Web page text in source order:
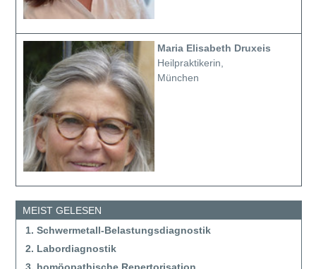
Maria Elisabeth Druxeis
Heilpraktikerin,
München
MEIST GELESEN
1. Schwermetall-Belastungsdiagnostik
2. Labordiagnostik